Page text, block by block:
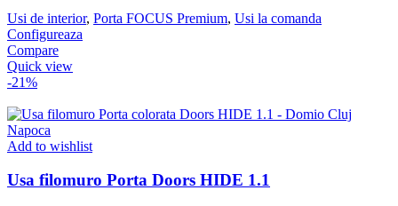
Usi de interior, Porta FOCUS Premium, Usi la comanda
Configureaza
Compare
Quick view
-21%
Add to wishlist
Usa filomuro Porta Doors HIDE 1.1